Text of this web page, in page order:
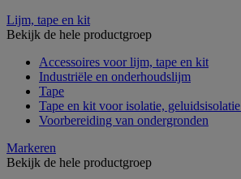
Lijm, tape en kit
Bekijk de hele productgroep
Accessoires voor lijm, tape en kit
Industriële en onderhoudslijm
Tape
Tape en kit voor isolatie,
Voorbereiding van ondergronden
Markeren
Bekijk de hele productgroep